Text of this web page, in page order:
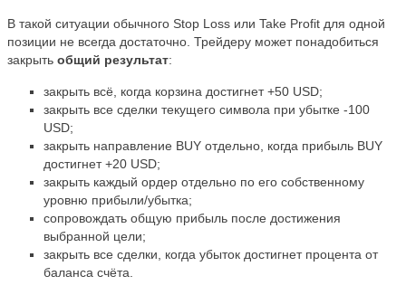
В такой ситуации обычного Stop Loss или Take Profit для одной
позиции не всегда достаточно. Трейдеру может понадобиться
закрыть общий результат:
закрыть всё, когда корзина достигнет +50 USD;
закрыть все сделки текущего символа при убытке -100
USD;
закрыть направление BUY отдельно, когда прибыль BUY
достигнет +20 USD;
закрыть каждый ордер отдельно по его собственному
уровню прибыли/убытка;
сопровождать общую прибыль после достижения
выбранной цели;
закрыть все сделки, когда убыток достигнет процента от
баланса счёта.